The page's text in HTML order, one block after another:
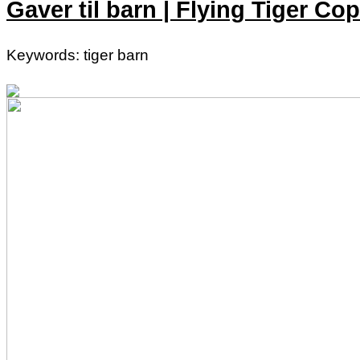
Gaver til barn | Flying Tiger
Keywords: tiger barn